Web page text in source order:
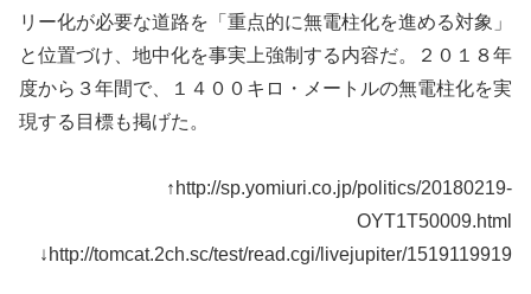
リー化が必要な道路を「重点的に無電柱化を進める対象」
と位置づけ、地中化を事実上強制する内容だ。２０１８年
度から３年間で、１４００キロ・メートルの無電柱化を実
現する目標も掲げた。
↑http://sp.yomiuri.co.jp/politics/20180219-
OYT1T50009.html
↓http://tomcat.2ch.sc/test/read.cgi/livejupiter/1519119919